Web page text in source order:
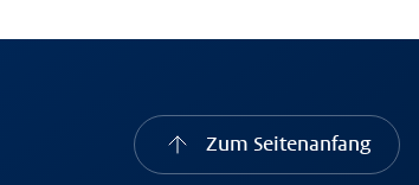
Zum Seitenanfang